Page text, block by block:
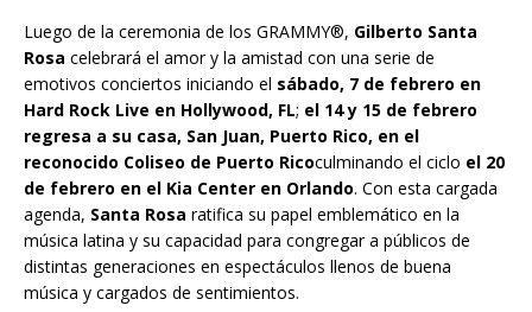
Luego de la ceremonia de los GRAMMY®, Gilberto Santa
Rosa celebrará el amor y la amistad con una serie de
emotivos conciertos iniciando el sábado, 7 de febrero en
Hard Rock Live en Hollywood, FL; el 14 y 15 de febrero
regresa a su casa, San Juan, Puerto Rico, en el
reconocido Coliseo de Puerto Ricoculminando el ciclo el 20
de febrero en el Kia Center en Orlando. Con esta cargada
agenda, Santa Rosa ratifica su papel emblemático en la
música latina y su capacidad para congregar a públicos de
distintas generaciones en espectáculos llenos de buena
música y cargados de sentimientos.